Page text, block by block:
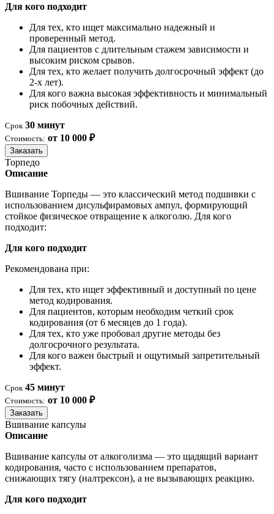
Для кого подходит
Для тех, кто ищет максимально надежный и
проверенный метод.
Для пациентов с длительным стажем зависимости и
высоким риском срывов.
Для тех, кто желает получить долгосрочный эффект (до
2-х лет).
Для кого важна высокая эффективность и минимальный
риск побочных действий.
Срок 30 минут
Стоимость: от 10 000 ₽
Заказать
Торпедо
Описание
Вшивание Торпеды — это классический метод подшивки с
использованием дисульфирамовых ампул, формирующий
стойкое физическое отвращение к алкоголю. Для кого
подходит:
Для кого подходит
Рекомендована при:
Для тех, кто ищет эффективный и доступный по цене
метод кодирования.
Для пациентов, которым необходим четкий срок
кодирования (от 6 месяцев до 1 года).
Для тех, кто уже пробовал другие методы без
долгосрочного результата.
Для кого важен быстрый и ощутимый запретительный
эффект.
Срок 45 минут
Стоимость: от 10 000 ₽
Заказать
Вшивание капсулы
Описание
Вшивание капсулы от алкоголизма — это щадящий вариант
кодирования, часто с использованием препаратов,
снижающих тягу (налтрексон), а не вызывающих реакцию.
Для кого подходит